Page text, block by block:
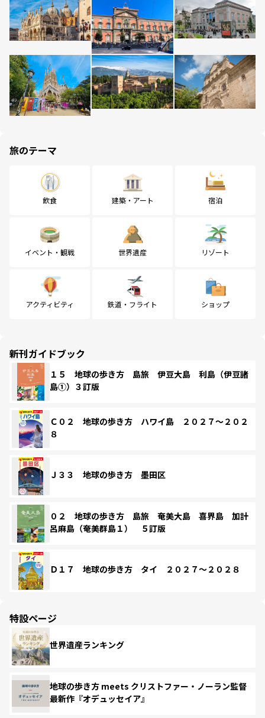
旅のテーマ
飲食 建築・アート 宿泊
イベント・観戦 世界遺産 リゾート
アクティビティ 鉄道・フライト ショップ
新刊ガイドブック
１５ 地球の歩き方 島旅 伊豆大島 利島（伊豆諸
島①）３訂版
Ｃ０２ 地球の歩き方 ハワイ島 ２０２７～２０２
８
Ｊ３３ 地球の歩き方 墨田区
０２ 地球の歩き方 島旅 奄美大島 喜界島 加計
呂麻島（奄美群島１） ５訂版
Ｄ１７ 地球の歩き方 タイ ２０２７～２０２８
特設ページ
世界遺産ランキング
地球の歩き方 meets クリストファー・ノーラン監督
最新作『オデュッセイア』